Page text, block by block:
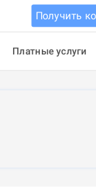
Получить
Платные услуги